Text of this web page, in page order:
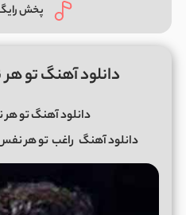
پخش
دانلود آهنگ تو
دانلود آهنگ تو
دانلود آهنگ راغبتو هر